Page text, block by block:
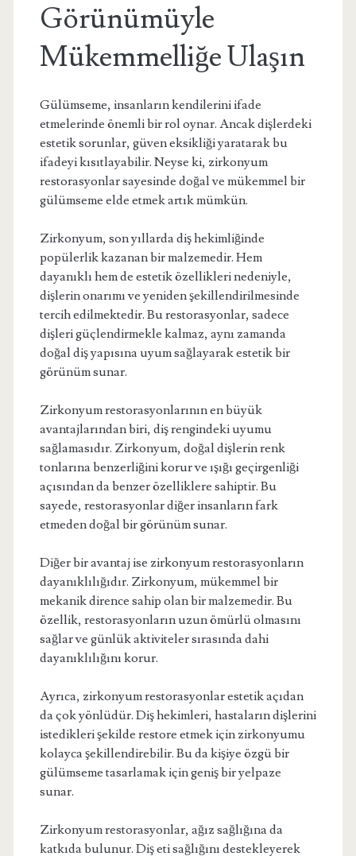
Görünümüyle
Mükemmelliğe Ulaşın
Gülümseme, insanların kendilerini ifade
etmelerinde önemli bir rol oynar. Ancak dişlerdeki
estetik sorunlar, güven eksikliği yaratarak bu
ifadeyi kısıtlayabilir. Neyse ki, zirkonyum
restorasyonlar sayesinde doğal ve mükemmel bir
gülümseme elde etmek artık mümkün.
Zirkonyum, son yıllarda diş hekimliğinde
popülerlik kazanan bir malzemedir. Hem
dayanıklı hem de estetik özellikleri nedeniyle,
dişlerin onarımı ve yeniden şekillendirilmesinde
tercih edilmektedir. Bu restorasyonlar, sadece
dişleri güçlendirmekle kalmaz, aynı zamanda
doğal diş yapısına uyum sağlayarak estetik bir
görünüm sunar.
Zirkonyum restorasyonlarının en büyük
avantajlarından biri, diş rengindeki uyumu
sağlamasıdır. Zirkonyum, doğal dişlerin renk
tonlarına benzerliğini korur ve ışığı geçirgenliği
açısından da benzer özelliklere sahiptir. Bu
sayede, restorasyonlar diğer insanların fark
etmeden doğal bir görünüm sunar.
Diğer bir avantaj ise zirkonyum restorasyonların
dayanıklılığıdır. Zirkonyum, mükemmel bir
mekanik dirence sahip olan bir malzemedir. Bu
özellik, restorasyonların uzun ömürlü olmasını
sağlar ve günlük aktiviteler sırasında dahi
dayanıklılığını korur.
Ayrıca, zirkonyum restorasyonlar estetik açıdan
da çok yönlüdür. Diş hekimleri, hastaların dişlerini
istedikleri şekilde restore etmek için zirkonyumu
kolayca şekillendirebilir. Bu da kişiye özgü bir
gülümseme tasarlamak için geniş bir yelpaze
sunar.
Zirkonyum restorasyonlar, ağız sağlığına da
katkıda bulunur. Diş eti sağlığını destekleyerek